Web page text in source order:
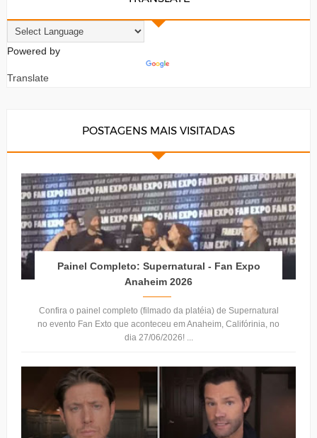
Powered by
Translate
POSTAGENS MAIS VISITADAS
Painel Completo: Supernatural - Fan Expo
Anaheim 2026
Confira o painel completo (filmado da platéia) de Supernatural
no evento Fan Exto que aconteceu em Anaheim, Califórinia, no
dia 27/06/2026! ...